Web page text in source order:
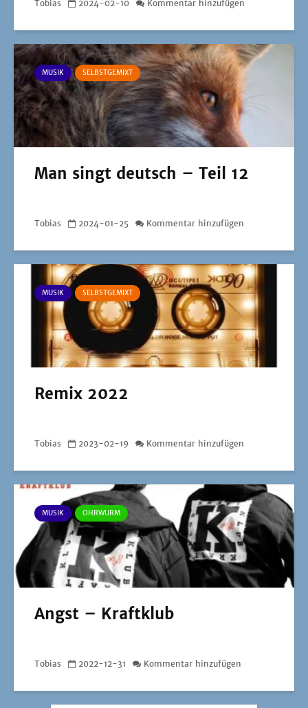
Tobias 2024-02-10 Kommentar hinzufügen
MUSIK SELBSTGEMIXT
Man singt deutsch – Teil 12
Tobias 2024-01-25 Kommentar hinzufügen
MUSIK SELBSTGEMIXT
Remix 2022
Tobias 2023-02-19 Kommentar hinzufügen
MUSIK OHRWURM
Angst – Kraftklub
Tobias 2022-12-31 Kommentar hinzufügen